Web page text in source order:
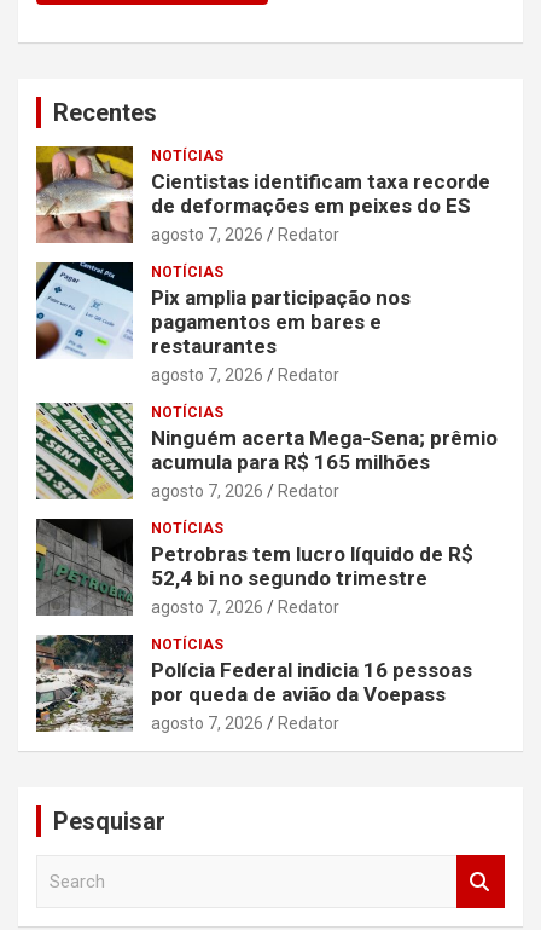
Recentes
NOTÍCIAS
Cientistas identificam taxa recorde
de deformações em peixes do ES
agosto 7, 2026 Redator
NOTÍCIAS
Pix amplia participação nos
pagamentos em bares e
restaurantes
agosto 7, 2026 Redator
NOTÍCIAS
Ninguém acerta Mega-Sena; prêmio
acumula para R$ 165 milhões
agosto 7, 2026 Redator
NOTÍCIAS
Petrobras tem lucro líquido de R$
52,4 bi no segundo trimestre
agosto 7, 2026 Redator
NOTÍCIAS
Polícia Federal indicia 16 pessoas
por queda de avião da Voepass
agosto 7, 2026 Redator
Pesquisar